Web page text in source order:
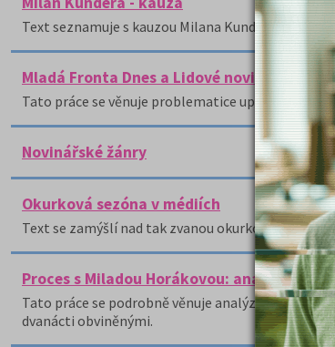
Text seznamuje s kauzou Milana Kundery, který
Mladá Fronta Dnes a Lidové noviny -
Tato práce se věnuje problematice uplatňování
Novinářské žánry
Okurková sezóna v médiích
Text se zamýšlí nad tak zvanou okurkovou
Proces s Miladou Horákovou: analýza
Tato práce se podrobně věnuje analýze
dvanácti obviněnými.